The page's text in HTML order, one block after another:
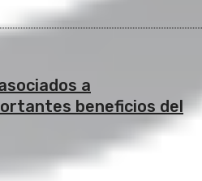
a
beneficios del